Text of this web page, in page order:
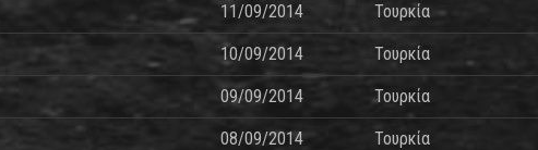
11/09/2014 Τουρκία
10/09/2014 Τουρκία
09/09/2014 Τουρκία
08/09/2014 Τουρκία